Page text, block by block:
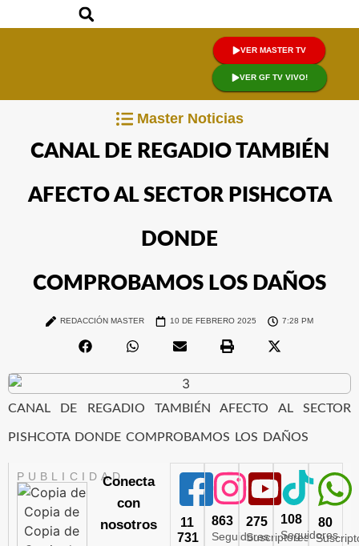
VER MASTER TV
VER GF TV VIVO!
Master Noticias
CANAL DE REGADIO TAMBIÉN
AFECTO AL SECTOR PISHCOTA
DONDE
COMPROBAMOS LOS DAÑOS
REDACCIÓN MASTER 10 DE FEBRERO 2025 7:28 PM
CANAL DE REGADIO TAMBIÉN AFECTO AL SECTOR
PISHCOTA DONDE COMPROBAMOS LOS DAÑOS
PUBLICIDADConecta
con
nosotros
11
731
863
Seguidores
275
Suscriptores
108
Seguidores
80